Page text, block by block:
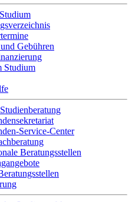
Gebühren
Studium
Service-Center
Beratungsstellen